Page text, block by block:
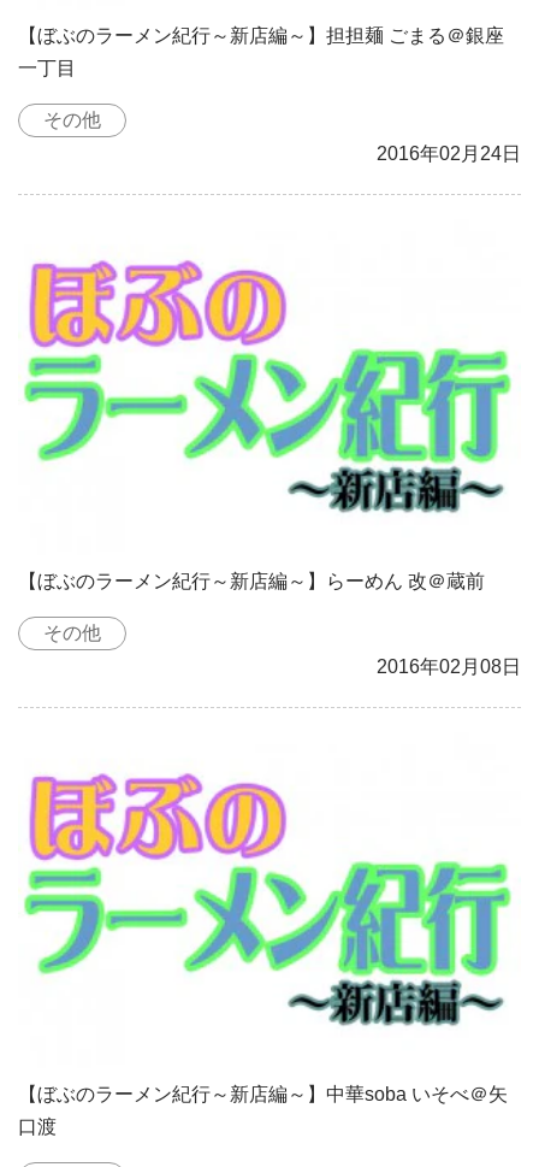
【ぼぶのラーメン紀行～新店編～】担担麺 ごまる＠銀座
一丁目
その他
2016年02月24日
【ぼぶのラーメン紀行～新店編～】らーめん 改＠蔵前
その他
2016年02月08日
【ぼぶのラーメン紀行～新店編～】中華soba いそべ＠矢
口渡